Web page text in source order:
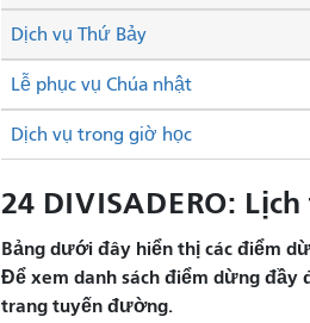
Dịch vụ Thứ Bảy
Lễ phục vụ Chúa nhật
Dịch vụ trong giờ học
24 DIVISADERO:
Bảng dưới đây hiển thị các điểm
Để xem danh sách điểm dừng đầy
trang tuyến đường.